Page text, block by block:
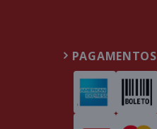
PAGAMENTOS